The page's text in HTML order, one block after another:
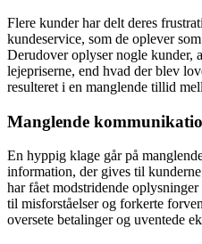
Flere kunder har delt deres
kundeservice, som de oplever
Derudover oplyser nogle kunder,
lejepriserne, end hvad der blev
resulteret i en manglende tillid
Manglende
En hyppig klage går på
information, der gives til
har fået modstridende
til misforståelser og forkerte
oversete betalinger og uventede